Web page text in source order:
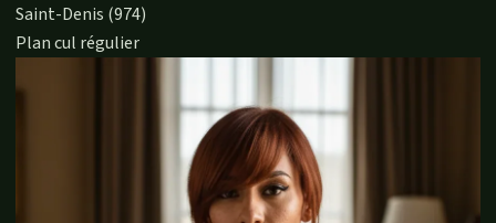
Saint-Denis (974)
Plan cul régulier